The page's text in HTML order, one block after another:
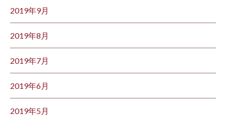
2019年9月
2019年8月
2019年7月
2019年6月
2019年5月